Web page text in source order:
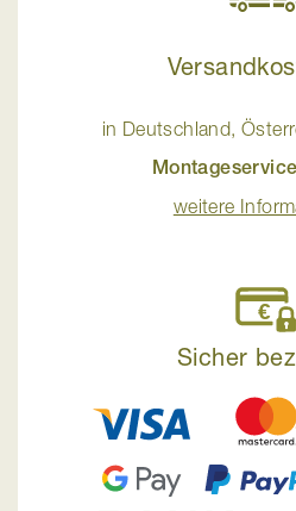
in Deutschland,
weitere
Sicher